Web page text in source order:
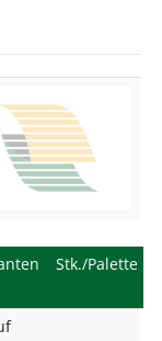
Stk./Palette